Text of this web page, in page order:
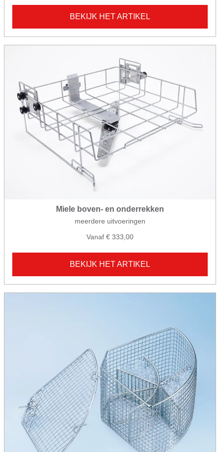
BEKIJK HET ARTIKEL
Miele boven- en onderrekken
meerdere uitvoeringen
Vanaf € 333,00
BEKIJK HET ARTIKEL